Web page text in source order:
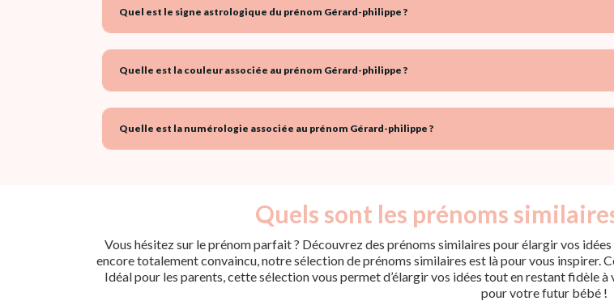
Quel est le signe astrologique du prénom Gérard-philippe ?
Quelle est la couleur associée au prénom Gérard-philippe ?
Quelle est la numérologie associée au prénom Gérard-philippe ?
Quels sont les prénoms
Vous hésitez sur le prénom parfait ? Découvrez des prénoms similaires pour élargir vos
encore totalement convaincu, notre sélection de prénoms similaires est là pour vous inspirer.
Idéal pour les parents, cette sélection vous permet d’élargir vos idées tout en restant fidèle
pour votre futur bébé !